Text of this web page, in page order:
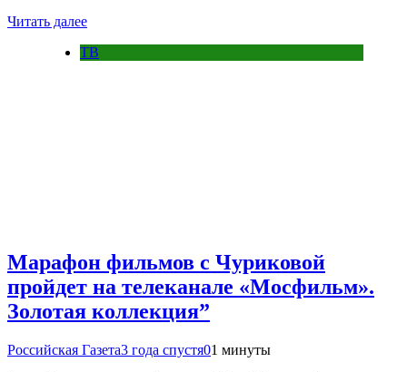
Читать далее
ТВ
Марафон фильмов с Чуриковой
пройдет на телеканале «Мосфильм».
Золотая коллекция”
Российская Газета3 года спустя01 минуты